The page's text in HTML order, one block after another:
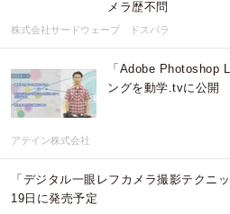
メラ歴不問
株式会社サードウェーブ ドスパラ
「Adobe Photoshop
ングを動学.tvに公開
アテイン株式会社
「デジタル一眼レフカメラ撮影テクニ
19日に発売予定